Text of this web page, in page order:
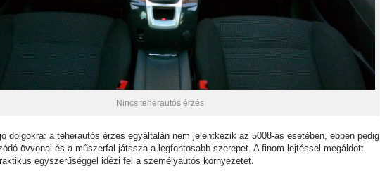
Nincs teherautós érzés
dolgokra: a teherautós érzés egyáltalán nem jelentkezik az 5008-as esetében, ebben pedig
övvonal és a műszerfal játssza a legfontosabb szerepet. A finom lejtéssel megáldott
egyszerűséggel idézi fel a személyautós környezetet.